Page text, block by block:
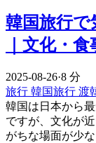
韓国旅行で
｜文化・
2025-08-26·8 分
旅行 韓国旅行 渡
韓国は日本から
ですが、文化が
がちな場面が少